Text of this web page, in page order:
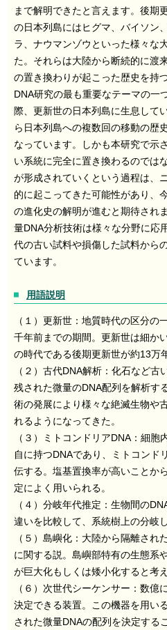
まで解明できたと言えます。後期
の日本列島にはヒグマ、バイソン
ラ、ナウマンゾウといった様々な
た。それらは大陸から断続的に渡
の置き換わりが起こった歴史を持
DNA研究の最も重要なテーマの一
際、更新世の日本列島に生息して
ら日本列島への複数回の移動の歴
なっています。しかも本研究で示
い系統に完全に置き換わるのでは
が形成されていくという過程は、
的に起こってきた可能性があり、
の進化史の解明が進むと期待され
量DNA分析技術は様々な分野に応
代の古い試料や損傷した試料から
ています。
用語説明
（１）更新世：地質時代の区分の
千年前までの期間。更新世は細か
の時代である後期更新世が約13万
（２）古代DNA解析：化石など
残された微量のDNA配列を解析す
術の発展により様々な絶滅生物や
れるようになってきた。
（３）ミトコンドリアDNA：細
自に持つDNAであり、ミトコンド
伝する。塩基置換率が高いことか
定によく用いられる。
（４）分岐年代推定：生物間の
違いを比較して、系統樹上の分岐
（５）島嶼化：大陸から隔離され
に関する説。島嶼部特有の生態系
が巨大化もしくは矮小化すると考
（６）次世代シーケンサー：数億
決定できる装置。この機器を用い
された微量DNAの配列を決定する